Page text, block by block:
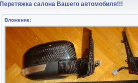
Перетяжка салона Вашего автомобиля!!!
Вложение: